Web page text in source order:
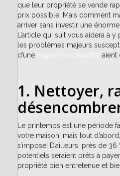
que leur propriété se vende
prix possible. Mais comment
arriver sans investir une
L’article qui suit vous aidera à
les problèmes majeurs
d’une
aient
1. Nettoyer,
Le printemps est une période
votre maison, mais tout
s’impose! D’ailleurs, près de
potentiels seraient prêts à
propriété bien entretenue et